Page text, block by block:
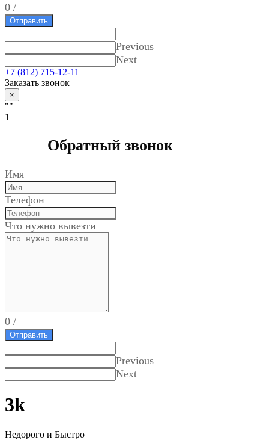
0 /
Отправить
Previous
Next
+7 (812) 715-12-11
Заказать звонок
×
""
1
Обратный звонок
Имя
Телефон
Что нужно вывезти
0 /
Отправить
Previous
Next
3k
Недорого и Быстро